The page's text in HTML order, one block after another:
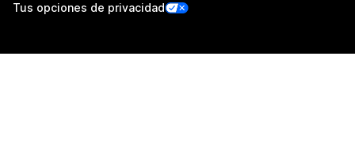
Tus opciones de privacidad